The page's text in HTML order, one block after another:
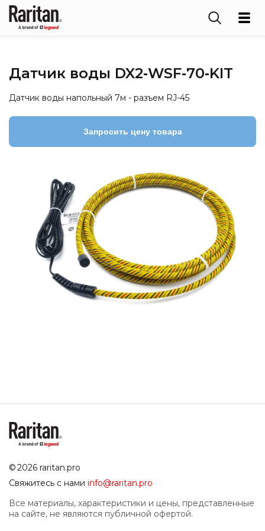
Датчик воды DX2‑WSF‑70‑KIT
Датчик воды напольный 7м - разъем RJ-45
Запросить цену товара
© 2026 raritan.pro
Свяжитесь с нами info@raritan.pro
Все материалы, характеристики и цены, представленные
на сайте, не являются публичной офертой.